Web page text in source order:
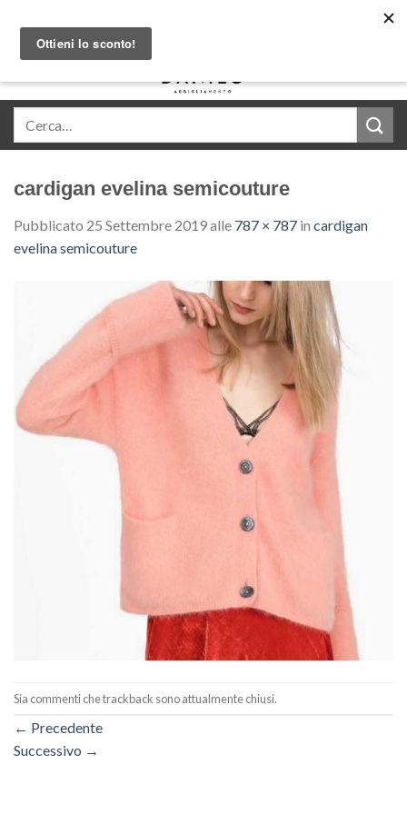
content
cardigan evelina semicouture
Pubblicato 25 Settembre 2019alle 787 × 787 in cardigan
evelina semicouture
Sia commenti che trackback sono attualmente chiusi.
← Precedente
Successivo →